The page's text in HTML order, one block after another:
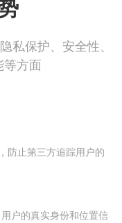
私保护、安全性、
等方面
防止第三方追踪用户的
户的真实身份和位置信